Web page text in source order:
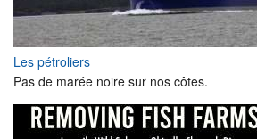
Les pétroliers
Pas de marée noire sur nos côtes.